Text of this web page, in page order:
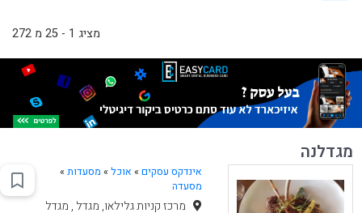
מציג 1 - 25 מ 272
מגדלנה
אינדקס עסקים » אוכל» מסעדות»
מסעדה
מרכז קניות גלילאו, מגדל , מגדל